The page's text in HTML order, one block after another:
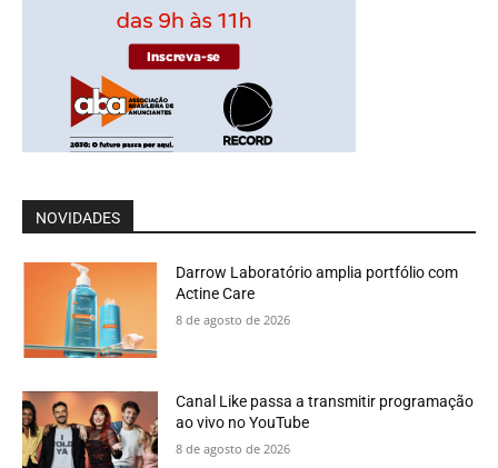
NOVIDADES
Darrow Laboratório amplia portfólio com
Actine Care
8 de agosto de 2026
Canal Like passa a transmitir programação
ao vivo no YouTube
8 de agosto de 2026